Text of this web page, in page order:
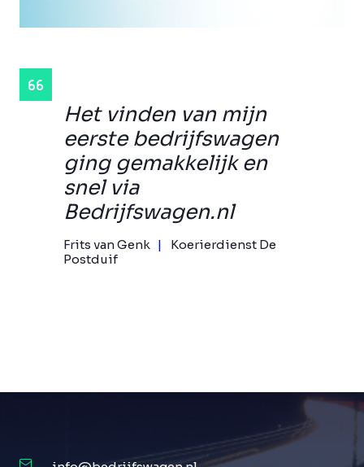
Het vinden van mijn
eerste bedrijfswagen
ging gemakkelijk en
snel via
Bedrijfswagen.nl
Frits van Genk
Koerierdienst De
Postduif